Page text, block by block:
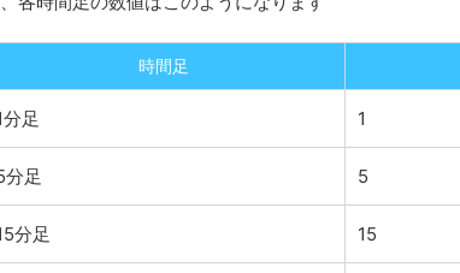
時間足
分足 1
分足 5
分足 15